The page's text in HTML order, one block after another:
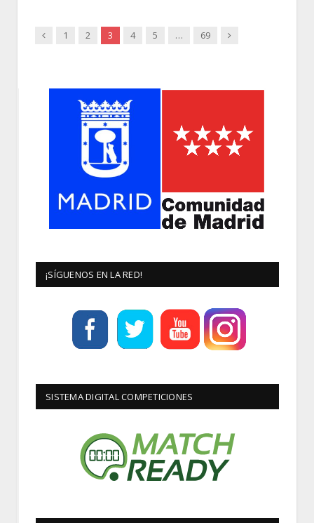
Anterior
1 2 3 4 5 … 69 Siguiente
¡SÍGUENOS EN LA RED!
SISTEMA DIGITAL COMPETICIONES